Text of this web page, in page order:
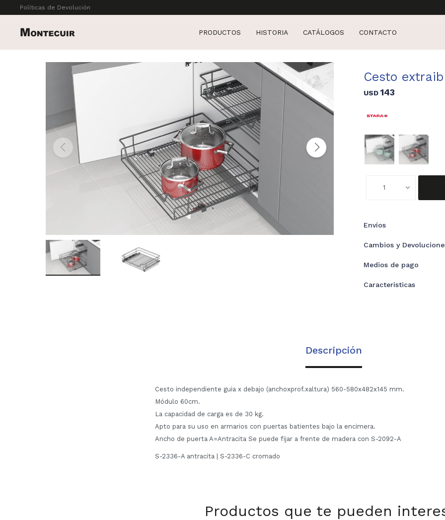
PRODUCTOS HISTORIA CATÁLOGOS CONTACTO
Políticas de Devolución
Cesto
USD 143
1
Envíos
Cambios y
Medios de pago
Características
Descripción
Cesto independiente guia x debajo (anchoxprof.xaltura) 560-580x482x145 mm.
Módulo 60cm.
La capacidad de carga es de 30 kg.
Apto para su uso en armarios con puertas batientes bajo la encimera.
Ancho de puerta A=Antracita Se puede fijar a frente de madera con S-2092-A
S-2336-A antracita | S-2336-C cromado
Productos que te pueden